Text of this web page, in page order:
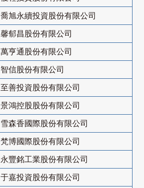
喬旭永續投資股份有限公司
馨郁昌股份有限公司
萬亨通股份有限公司
智信股份有限公司
至善投資股份有限公司
景鴻控股股份有限公司
雪森香國際股份有限公司
梵博國際股份有限公司
永豐銘工業股份有限公司
于嘉投資股份有限公司